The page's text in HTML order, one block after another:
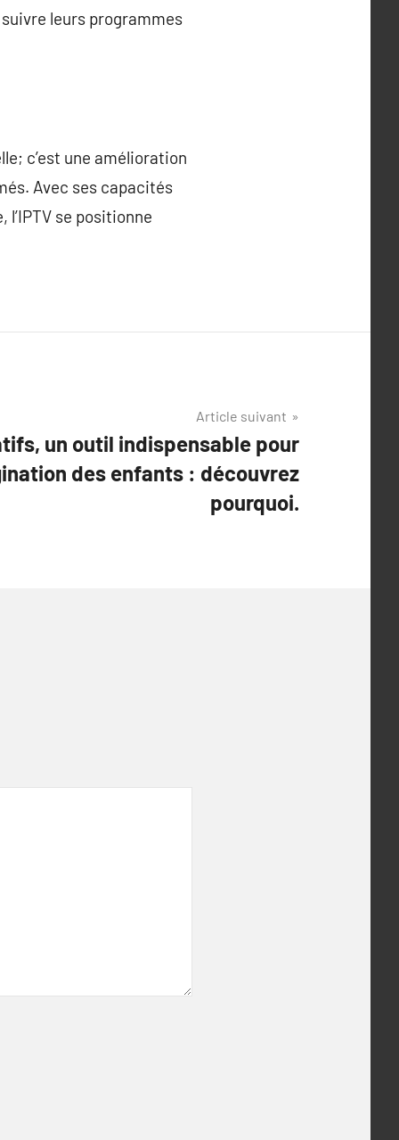
leurs programmes
c’est une amélioration
Avec ses capacités
se positionne
Article suivant
un outil indispensable pour
des enfants : découvrez
pourquoi.